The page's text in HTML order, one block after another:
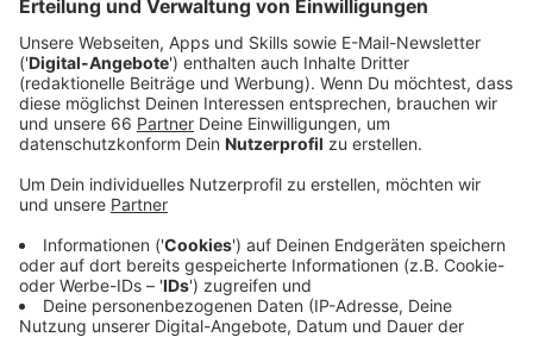
Veröffentlicht:Freitag, 04.09.2020 05:17
Anzeige
Täglich dürfen auf dem Messegelände 20000
Besucher dabei sein. Bis kommende Woche Sonntag
(13. September) können sie sich dort Wohnmobile,
Luxuscamper und Zubehör zum Reisen mit dem
Wohnmobil anschauen und auch kaufen. Für die
Sicherheit vor Ort soll das Hygienekonzept sorgen, so